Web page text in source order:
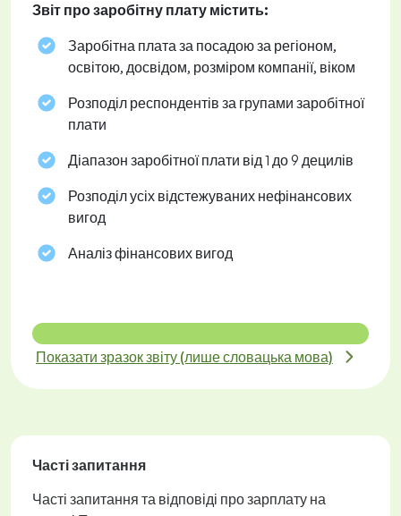
Звіт про заробітну плату містить:
Заробітна плата за посадою за регіоном,
освітою, досвідом, розміром компанії, віком
Розподіл респондентів за групами заробітної
плати
Діапазон заробітної плати від 1 до 9 децилів
Розподіл усіх відстежуваних нефінансових
вигод
Аналіз фінансових вигод
Показати зразок звіту (лише словацька мова)
Часті запитання
Часті запитання та відповіді про зарплату на